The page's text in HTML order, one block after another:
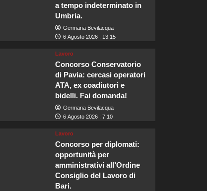
a tempo indeterminato in
Umbria.
Germana Bevilacqua
6 Agosto 2026 : 13:15
Lavoro
Concorso Conservatorio
di Pavia: cercasi operatori
ATA, ex coadiutori e
bidelli. Fai domanda!
Germana Bevilacqua
6 Agosto 2026 : 7:10
Lavoro
Concorso per diplomati:
opportunità per
amministrativi all’Ordine
Consiglio del Lavoro di
Bari.